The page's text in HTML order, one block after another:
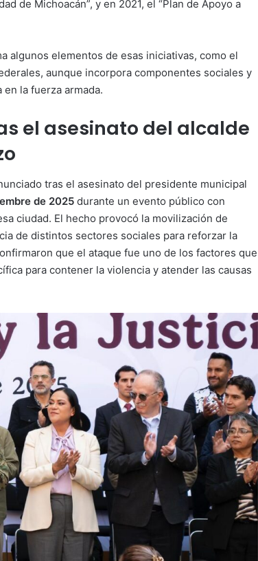
de Michoacán”, y en 2021, el “Plan de Apoyo a
algunos elementos de esas iniciativas, como el
aunque incorpora componentes sociales y
la fuerza armada.
el asesinato del alcalde
tras el asesinato del presidente municipal
de 2025 durante un evento público con
ciudad. El hecho provocó la movilización de
de distintos sectores sociales para reforzar la
que el ataque fue uno de los factores que
para contener la violencia y atender las causas